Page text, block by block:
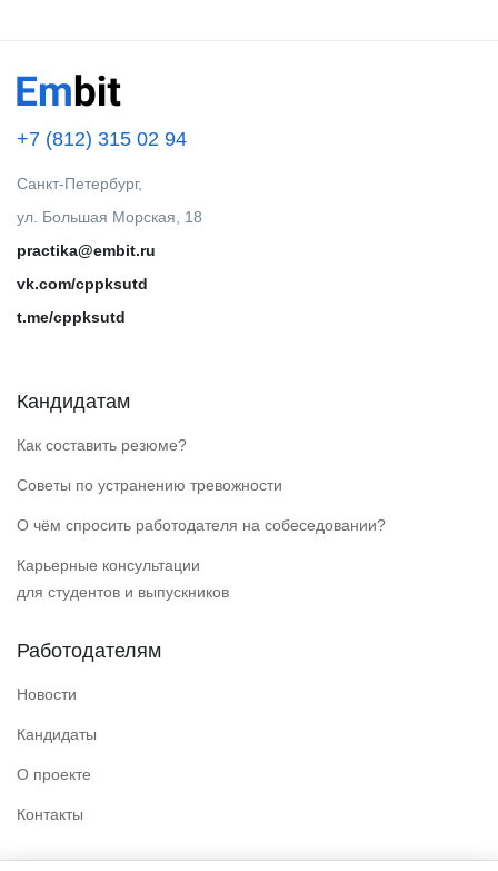
+7 (812) 315 02 94
Санкт-Петербург,
ул. Большая Морская, 18
practika@embit.ru
vk.com/cppksutd
t.me/cppksutd
Кандидатам
Как составить резюме?
Советы по устранению тревожности
О чём спросить работодателя на собеседовании?
Карьерные консультации
для студентов и выпускников
Работодателям
Новости
Кандидаты
О проекте
Контакты